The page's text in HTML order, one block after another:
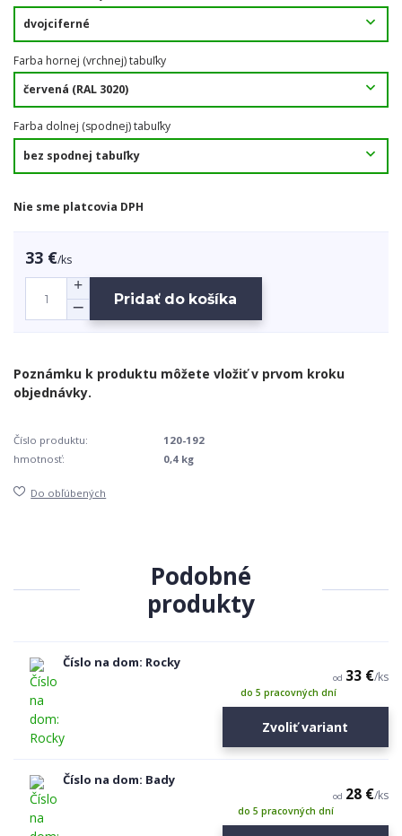
Farba hornej (vrchnej) tabuľky
Farba dolnej (spodnej) tabuľky
Nie sme platcovia DPH
33 €/ks
Pridať do košíka
Číslo produktu:
120-192
hmotnosť:
0,4 kg
Do obľúbených
Podobné
produkty
Číslo na dom: Rocky
od 33 €/ks
do 5 pracovných dní
Zvoliť variant
Číslo na dom: Bady
od 28 €/ks
do 5 pracovných dní